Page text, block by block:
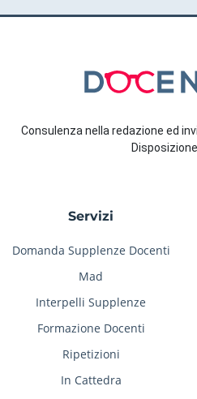
Consulenza nella redazione ed
Servizi
Domanda Supplenze Docenti
Mad
Interpelli Supplenze
Formazione Docenti
Ripetizioni
In Cattedra